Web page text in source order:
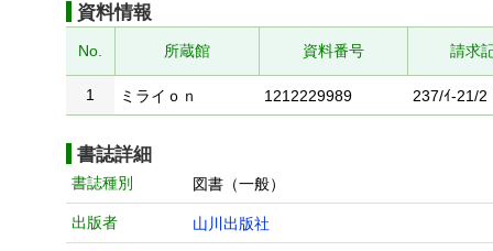
資料情報
No. 所蔵館 資料番号 請求
1 ミライｏｎ 1212229989 237/ｲ-21/2
書誌詳細
書誌種別 図書（一般）
出版者 山川出版社